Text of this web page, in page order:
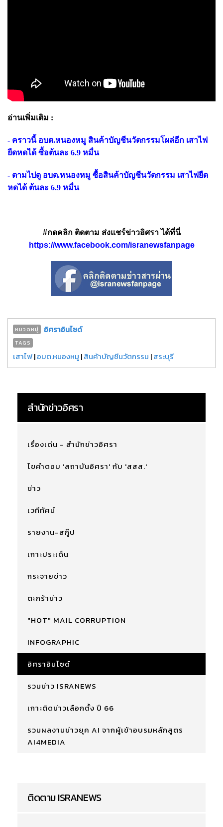
อ่านเพิ่มเติม :
- คราวนี้ อบต.หนองหมู สินค้าบัญชีนวัตกรรมโผล่อีก เสาไฟ
ยืดหดได้ ซื้อต้นละ 6.9 หมื่น
- ตามไปดู อบต.หนองหมู ซื้อสินค้าบัญชีนวัตกรรม เสาไฟยืด
หดได้ ต้นละ 6.9 หมื่น
#กดคลิก ติดตาม ส่งแชร์ข่าวอิศรา ได้ที่นี่
https://www.facebook.com/isranewsfanpage
หมวดหมู่ อิศราอินไซด์
TAGS
เสาไฟ|อบต.หนองหมู |สินค้าบัญชีนวัตกรรม |สระบุรี
สำนักข่าวอิศรา
เรื่องเด่น - สำนักข่าวอิศรา
ไขคำตอบ 'สถาบันอิศรา' กับ 'สสส.'
ข่าว
เวทีทัศน์
รายงาน-สกู๊ป
เกาะประเด็น
กระจายข่าว
ตะกร้าข่าว
"HOT" MAIL CORRUPTION
INFOGRAPHIC
อิศราอินไซด์
รวมข่าว ISRANEWS
เกาะติดข่าวเลือกตั้ง ปี 66
รวมผลงานข่าวยุค AI จากผู้เข้าอบรมหลักสูตร
AI4MEDIA
ติดตาม ISRANEWS